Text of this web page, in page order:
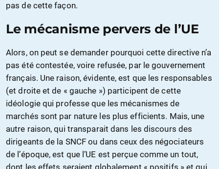
pas de cette façon.
Le mécanisme pervers de l’UE
Alors, on peut se demander pourquoi cette directive n’a
pas été contestée, voire refusée, par le gouvernement
français. Une raison, évidente, est que les responsables
(et droite et de « gauche ») participent de cette
idéologie qui professe que les mécanismes de
marchés sont par nature les plus efficients. Mais, une
autre raison, qui transparait dans les discours des
dirigeants de la SNCF ou dans ceux des négociateurs
de l’époque, est que l’UE est perçue comme un tout,
dont les effets seraient globalement « positifs » et qui